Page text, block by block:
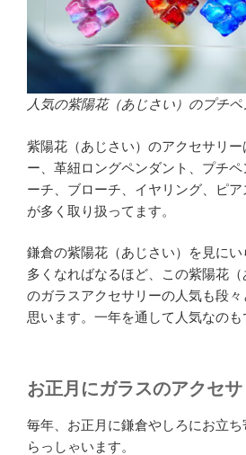
人気の紫陽花（あじさい）のプチペ
紫陽花（あじさい）のアクセサリ
ー、革紐ロングペンダント、プチ
ーチ、ブローチ、イヤリング、ピ
が多く取り扱ってます。
鎌倉の紫陽花（あじさい）を見に
多くなればなるほど、この紫陽花
のガラスアクセサリーの人気も段
思います。一年を通して人気なのも
お正月にガラスのアクセ
毎年、お正月に鎌倉やしろにお立
らっしゃいます。